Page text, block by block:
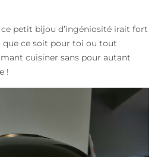
petit bijou d’ingéniosité irait fort
que ce soit pour toi ou tout
cuisiner sans pour autant
!